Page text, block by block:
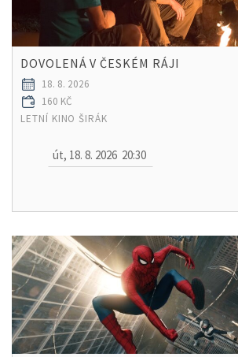
DOVOLENÁ V ČESKÉM RÁJI
18. 8. 2026
160 KČ
LETNÍ KINO ŠIRÁK
út, 18. 8. 2026 20:30